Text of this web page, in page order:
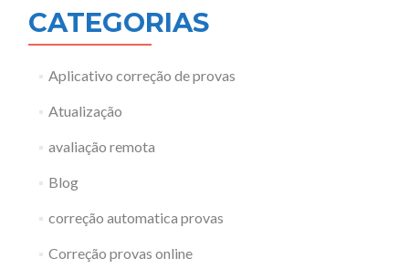
CATEGORIAS
Aplicativo correção de provas
Atualização
avaliação remota
Blog
correção automatica provas
Correção provas online